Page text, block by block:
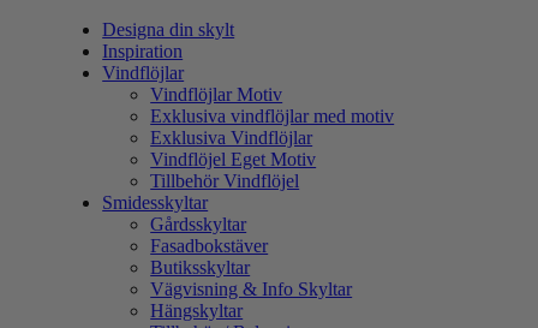
Designa din skylt
Inspiration
Vindflöjlar
Vindflöjlar Motiv
Exklusiva vindflöjlar med motiv
Exklusiva Vindflöjlar
Vindflöjel Eget Motiv
Tillbehör Vindflöjel
Smidesskyltar
Gårdsskyltar
Fasadbokstäver
Butiksskyltar
Vägvisning & Info Skyltar
Hängskyltar